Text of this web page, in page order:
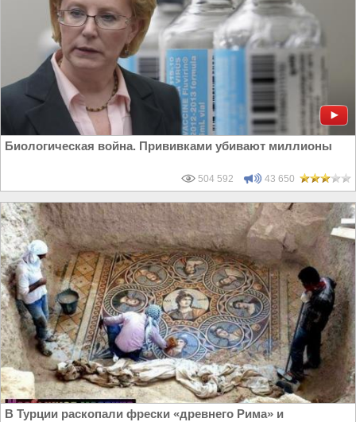
Биологическая война. Прививками убивают миллионы
504 592 43 650
В Турции раскопали фрески «древнего Рима» и